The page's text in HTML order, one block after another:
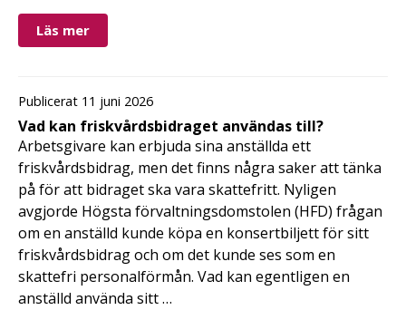
Läs mer
Publicerat 11 juni 2026
Vad kan friskvårdsbidraget användas till?
Arbetsgivare kan erbjuda sina anställda ett
friskvårdsbidrag, men det finns några saker att tänka
på för att bidraget ska vara skattefritt. Nyligen
avgjorde Högsta förvaltningsdomstolen (HFD) frågan
om en anställd kunde köpa en konsertbiljett för sitt
friskvårdsbidrag och om det kunde ses som en
skattefri personalförmån. Vad kan egentligen en
anställd använda sitt …